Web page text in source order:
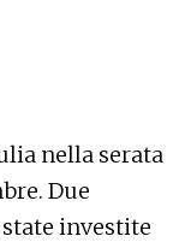
nella serata
Due
investite